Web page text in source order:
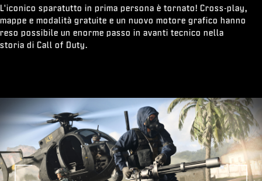
L'iconico sparatutto in prima persona è tornato! Cross-play,
mappe e modalità gratuite e un nuovo motore grafico hanno
reso possibile un enorme passo in avanti tecnico nella
storia di Call of Duty.